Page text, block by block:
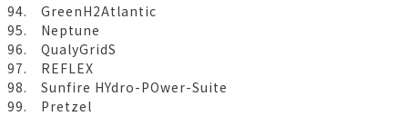
94. GreenH2Atlantic
95. Neptune
96. QualyGridS
97. REFLEX
98. Sunfire HYdro-POwer-Suite
99. Pretzel